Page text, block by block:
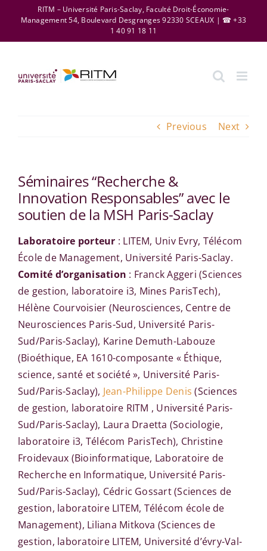
content
RITM – Université Paris-Saclay, Faculté Droit-Économie-
Management 54, Boulevard Desgranges 92330 SCEAUX | ☎ +33
1 40 91 18 11
Previous Next
Séminaires “Recherche &
Innovation Responsables” avec le
soutien de la MSH Paris-Saclay
Laboratoire porteur : LITEM, Univ Evry, Télécom
École de Management, Université Paris-Saclay.
Comité d’organisation : Franck Aggeri (Sciences
de gestion, laboratoire i3, Mines ParisTech),
Hélène Courvoisier (Neurosciences, Centre de
Neurosciences Paris-Sud, Université Paris-
Sud/Paris-Saclay), Karine Demuth-Labouze
(Bioéthique, EA 1610-composante « Éthique,
science, santé et société », Université Paris-
Sud/Paris-Saclay), Jean-Philippe Denis (Sciences
de gestion, laboratoire RITM , Université Paris-
Sud/Paris-Saclay), Laura Draetta (Sociologie,
laboratoire i3, Télécom ParisTech), Christine
Froidevaux (Bioinformatique, Laboratoire de
Recherche en Informatique, Université Paris-
Sud/Paris-Saclay), Cédric Gossart (Sciences de
gestion, laboratoire LITEM, Télécom école de
Management), Liliana Mitkova (Sciences de
gestion, laboratoire LITEM, Université d’évry-Val-